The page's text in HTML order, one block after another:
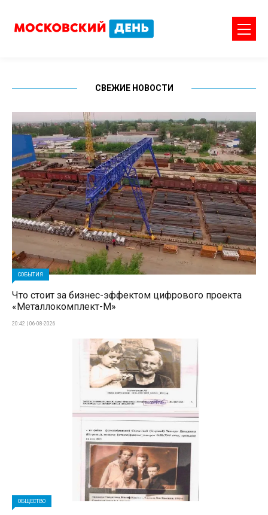
СВЕЖИЕ НОВОСТИ
СОБЫТИЯ
Что стоит за бизнес-эффектом цифрового проекта
«Металлокомплект-М»
20:42 | 06-08-2026
ОБЩЕСТВО